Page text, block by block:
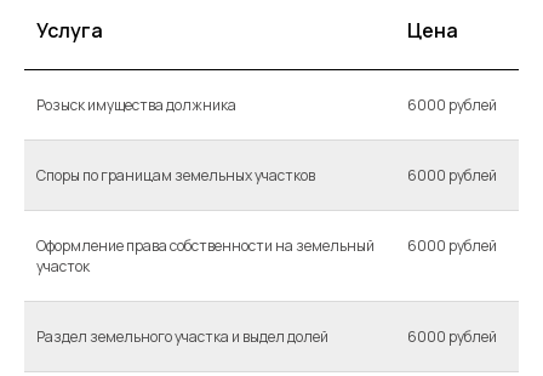
Услуга Цена
Розыск имущества должника 6000 рублей
Споры по границам земельных участков 6000 рублей
Оформление права собственности на земельный
участок
6000 рублей
Раздел земельного участка и выдел долей 6000 рублей